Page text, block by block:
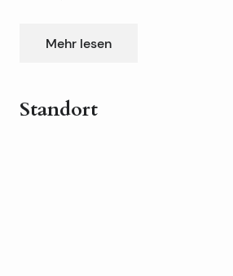
Das Haus Terrasse mit
Mehr lesen
Standort